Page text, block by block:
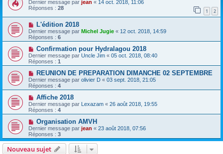
Dernier message par jean « 14 oct. 2018, 11:06
Réponses : 28 1 2
L'édition 2018
Dernier message par Michel Jugie « 12 oct. 2018, 14:59
Réponses : 6
Confirmation pour Hydralagou 2018
Dernier message par Uncle Jim « 05 oct. 2018, 08:40
Réponses : 1
REUNION DE PREPARATION DIMANCHE 02 SEPTEMBRE
Dernier message par olivier D « 03 sept. 2018, 21:05
Réponses : 4
Affiche 2018
Dernier message par Lexazam « 26 août 2018, 19:55
Réponses : 4
Organisation AMVH
Dernier message par jean « 23 août 2018, 07:56
Réponses : 3
Nouveau sujet